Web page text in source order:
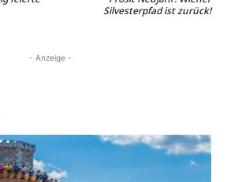
Silvesterpfad ist zurück!
- Anzeige -